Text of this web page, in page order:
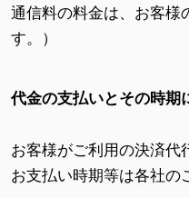
通信料の料金は、お客様
す。）
代金の支払いとその時期
お客様がご利用の決済代
お支払い時期等は各社の